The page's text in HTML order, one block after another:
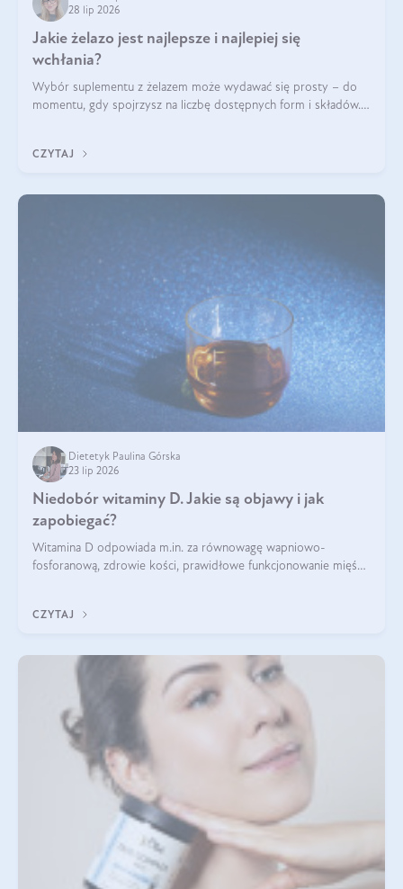
28 lip 2026
Jakie żelazo jest najlepsze i najlepiej się
wchłania?
Wybór suplementu z żelazem może wydawać się prosty – do
momentu, gdy spojrzysz na liczbę dostępnych form i składów.
zawierać suplement?
CZYTAJ
Dietetyk Paulina Górska
23 lip 2026
Niedobór witaminy D. Jakie są objawy i jak
zapobiegać?
Witamina D odpowiada m.in. za równowagę wapniowo-
fosforanową, zdrowie kości, prawidłowe funkcjonowanie mięśni
problemem.
CZYTAJ